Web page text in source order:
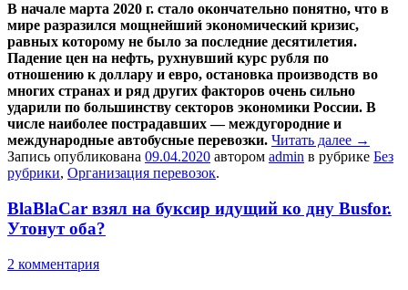
В начале марта 2020 г. стало окончательно понятно, что в
мире разразился мощнейший экономический кризис,
равных которому не было за последние десятилетия.
Падение цен на нефть, рухнувший курс рубля по
отношению к доллару и евро, остановка производств во
многих странах и ряд других факторов очень сильно
ударили по большинству секторов экономики России. В
числе наиболее пострадавших — междугородние и
международные автобусные перевозки. Читать далее →
Запись опубликована 09.04.2020 автором admin в рубрике Без
рубрики, Организация перевозок.
BlaBlaCar взял на буксир идущий ко дну Busfor.
Утонут оба?
2 комментария